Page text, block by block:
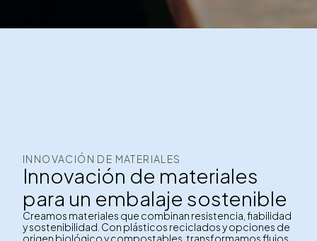
INNOVACIÓN DE MATERIALES
Innovación de materiales
para un embalaje sostenible
Creamos materiales que combinan resistencia, fiabilidad
y sostenibilidad. Con plásticos reciclados y opciones de
origen biológico y compostables, transformamos flujos